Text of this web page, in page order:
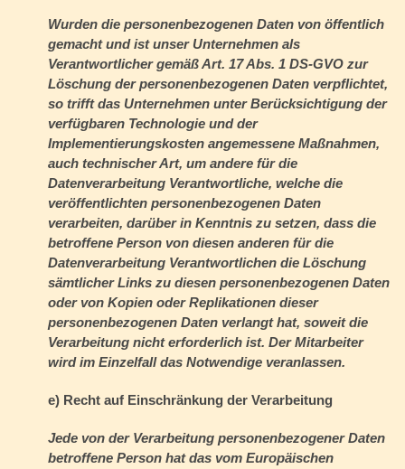
Wurden die personenbezogenen Daten von öffentlich
gemacht und ist unser Unternehmen als
Verantwortlicher gemäß Art. 17 Abs. 1 DS-GVO zur
Löschung der personenbezogenen Daten verpflichtet,
so trifft das Unternehmen unter Berücksichtigung der
verfügbaren Technologie und der
Implementierungskosten angemessene Maßnahmen,
auch technischer Art, um andere für die
Datenverarbeitung Verantwortliche, welche die
veröffentlichten personenbezogenen Daten
verarbeiten, darüber in Kenntnis zu setzen, dass die
betroffene Person von diesen anderen für die
Datenverarbeitung Verantwortlichen die Löschung
sämtlicher Links zu diesen personenbezogenen Daten
oder von Kopien oder Replikationen dieser
personenbezogenen Daten verlangt hat, soweit die
Verarbeitung nicht erforderlich ist. Der Mitarbeiter
wird im Einzelfall das Notwendige veranlassen.
e) Recht auf Einschränkung der Verarbeitung
Jede von der Verarbeitung personenbezogener Daten
betroffene Person hat das vom Europäischen